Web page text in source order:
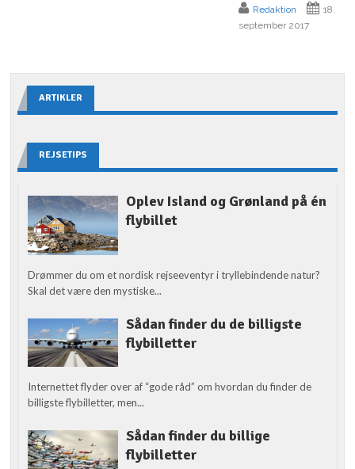
Redaktion
18.
september 2017
ARTIKLER
REJSETIPS
Oplev Island og Grønland på én
flybillet
Drømmer du om et nordisk rejseeventyr i tryllebindende natur?
Skal det være den mystiske...
Sådan finder du de billigste
flybilletter
Internettet flyder over af “gode råd” om hvordan du finder de
billigste flybilletter, men...
Sådan finder du billige
flybilletter